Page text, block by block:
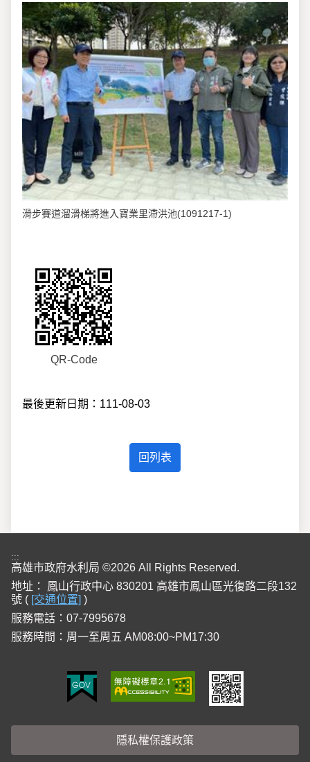
滑步賽道溜滑梯將進入寶業里滯洪池(1091217-1)
QR-Code
最後更新日期：111-08-03
:::
高雄市政府水利局 ©2026 All Rights Reserved.
地址：
鳳山行政中心 830201 高雄市鳳山區光復路二段132
號 ( [交通位置] )
服務電話：07-7995678
服務時間：周一至周五 AM08:00~PM17:30
隱私權保護政策